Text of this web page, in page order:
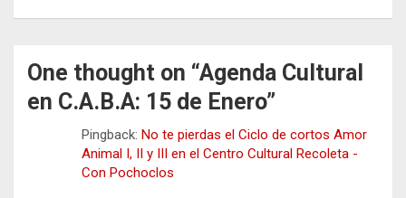
One thought on “Agenda Cultural
en C.A.B.A: 15 de Enero”
Pingback: No te pierdas el Ciclo de cortos Amor
Animal I, II y III en el Centro Cultural Recoleta -
Con Pochoclos